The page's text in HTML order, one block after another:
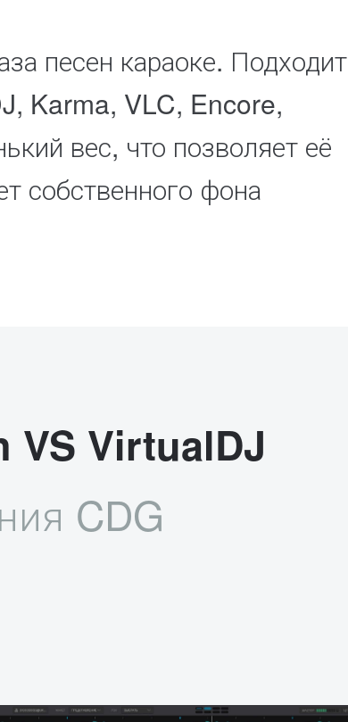
песен караоке. Подходит
Karma, VLC, Encore,
вес, что позволяет её
собственного фона
VS VirtualDJ
CDG